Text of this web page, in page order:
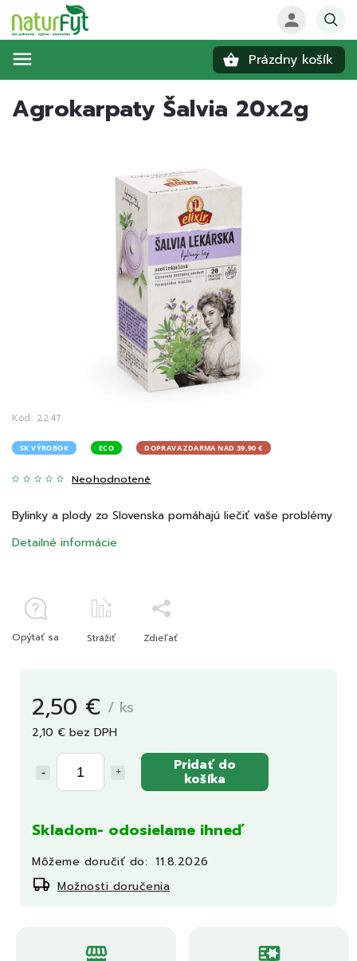
Prázdny košík
Agrokarpaty Šalvia 20x2g
Kód: 2247
SK VÝROBOK ECO DOPRAVA ZDARMA NAD 39,90 €
Neohodnotené
2,50 € / ks
2,10 € bez DPH
Pridať do
košíka
Skladom- odosielame ihneď
Môžeme doručiť do: 11.8.2026
Možnosti doručenia
Bylinky a plody zo Slovenska pomáhajú liečiť vaše problémy
Detailné informácie
Opýtať sa Strážiť Zdieľať